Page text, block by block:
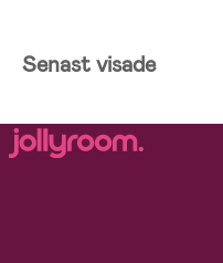
Senast visade